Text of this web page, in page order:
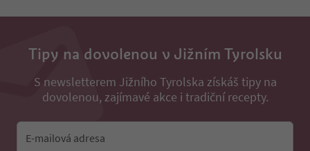
Tipy na dovolenou v Jižním Tyrolsku
S newsletterem Jižního Tyrolska získáš tipy na
dovolenou, zajímavé akce i tradiční recepty.
E-mailová adresa